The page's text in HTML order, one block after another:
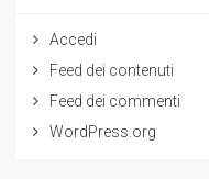
Accedi
Feed dei contenuti
Feed dei commenti
WordPress.org